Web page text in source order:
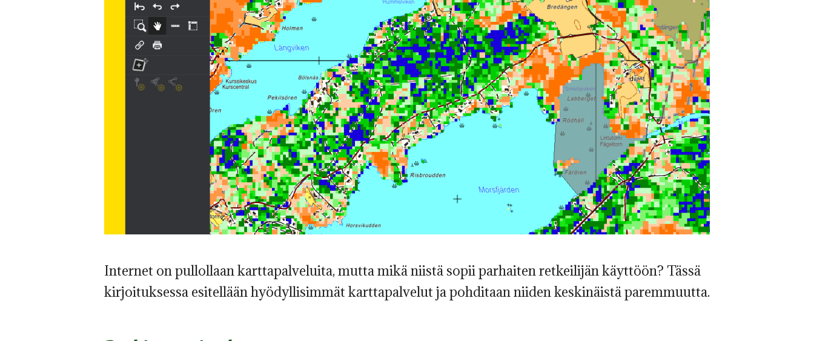
Internet on pullollaan karttapalveluita, mutta mikä niistä sopii parhaiten retkeilijän käyttöön? Tässä
kirjoituksessa esitellään hyödyllisimmät karttapalvelut ja pohditaan niiden keskinäistä paremmuutta.